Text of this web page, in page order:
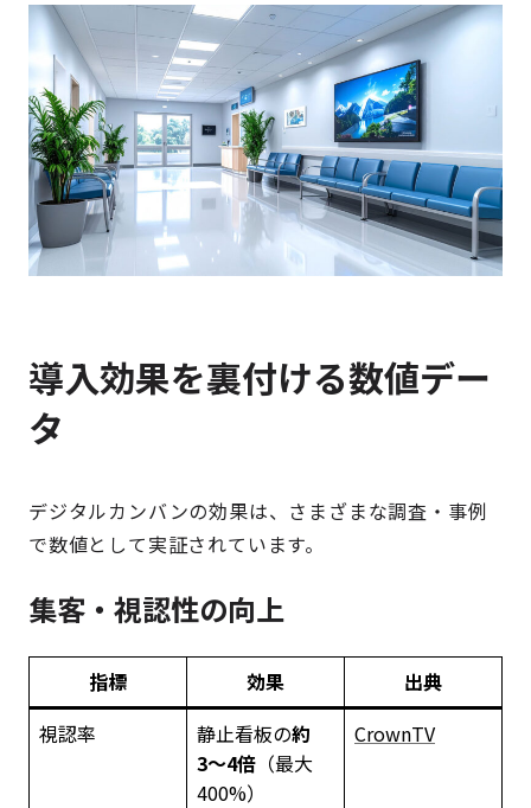
導入効果を裏付ける数値デー
タ
デジタルカンバンの効果は、さまざまな調査・事例
で数値として実証されています。
集客・視認性の向上
指標 効果
出典
視認率
静止看板の約
3〜4倍 （最大
400%）
CrownTV